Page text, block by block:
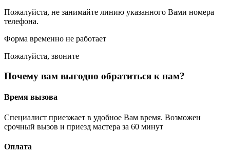
Пожалуйста, не занимайте линию указанного Вами номера
телефона.
Форма временно не работает
Пожалуйста, звоните
Почему вам выгодно обратиться к нам?
Время вызова
Специалист приезжает в удобное Вам время. Возможен
срочный вызов и приезд мастера за 60 минут
Оплата